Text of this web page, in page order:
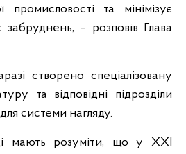
промисловості та мінімізує
забруднень, – розповів Глава
створено спеціалізовану
та відповідні підрозділи
для системи нагляду.
мають розуміти, що у ХХІ